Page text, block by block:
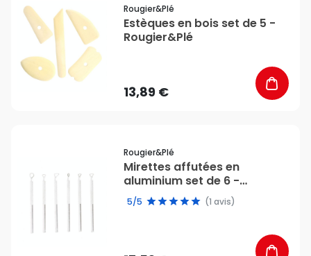
Rougier&plé
Estèques en bois set de 5 -
Rougier&Plé
13,89 €
Rougier&plé
Mirettes affutées en
aluminium set de 6 -
Rougier&Plé
5/5 (1 avis)